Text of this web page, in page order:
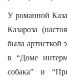
У романной
Казароза
была артисткой
в “Доме
собака” и